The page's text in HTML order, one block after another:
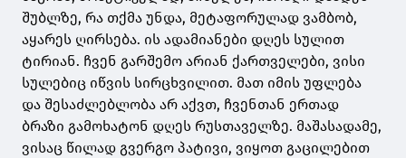
შუბლზე, რა თქმა უნდა, მეტაფორულად ვამბობ,
აყარეს ღირსება. ის ადამიანები დღეს სულით
ტირიან. ჩვენ გარშემო არიან ქართველები, ვისი
სულებიც იწვის სირცხვილით. მათ იმის უფლება
და შესაძლებლობა არ აქვთ, ჩვენთან ერთად
ბრაზი გამოხატონ დღეს რუსთაველზე. მაშასადამე,
ვისაც წილად გვერგო პატივი, ვიყოთ გაცილებით